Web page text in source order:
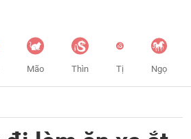
Mão Thìn Tị Ngọ